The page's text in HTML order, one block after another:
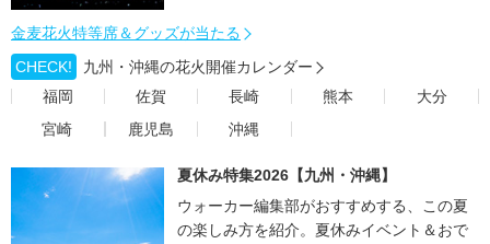
金麦花火特等席＆グッズが当たる
CHECK!
九州・沖縄の花火開催カレンダー
福岡
佐賀 長崎 熊本
大分
宮崎
鹿児島 沖縄
夏休み特集2026【九州・沖縄】
ウォーカー編集部がおすすめする、この夏
の楽しみ方を紹介。夏休みイベント＆おで